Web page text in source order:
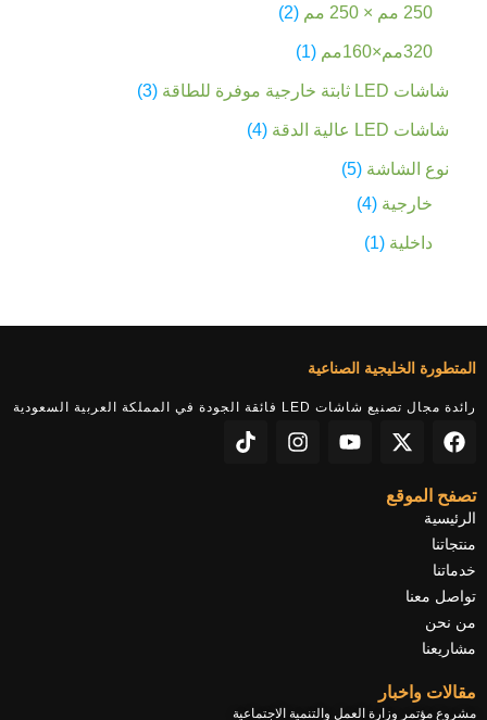
250 مم × 250 مم
2
320مم×160مم 1
شاشات LED ثابتة خارجية موفرة للطاقة 3
شاشات LED عالية الدقة 4
نوع الشاشة 5
خارجية 4
داخلية 1
المتطورة الخليجية الصناعية
رائدة مجال تصنيع شاشات LED فائقة الجودة في المملكة العربية السعودية
F
a
e
b
o
o
k
X
-
w
Y
o
I
n
T
i
تصفح الموقع
الرئيسية
منتجاتنا
خدماتنا
تواصل معنا
من نحن
مشاريعنا
مقالات واخبار
مشروع مؤتمر وزارة العمل والتنمية الاجتماعية